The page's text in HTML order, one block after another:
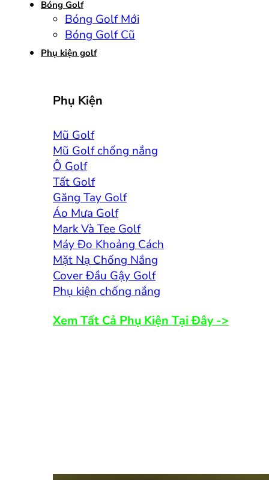
Bóng Golf
Bóng Golf Mới
Bóng Golf Cũ
Phụ kiện golf
Phụ Kiện
Mũ Golf
Mũ Golf chống nắng
Ô Golf
Tất Golf
Găng Tay Golf
Áo Mưa Golf
Mark Và Tee Golf
Máy Đo Khoảng Cách
Mặt Nạ Chống Nắng
Cover Đầu Gậy Golf
Phụ kiện chống nắng
Xem Tất Cả Phụ Kiện Tại Đây ->